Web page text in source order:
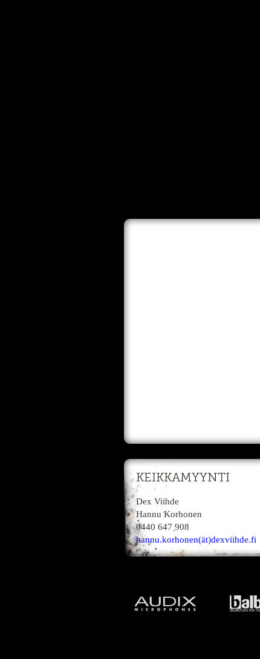
KEIKKAMYYNTI
Dex Viihde
Hannu Korhonen
0440 647 908
hannu.korhonen(ät)dexviihde.fi